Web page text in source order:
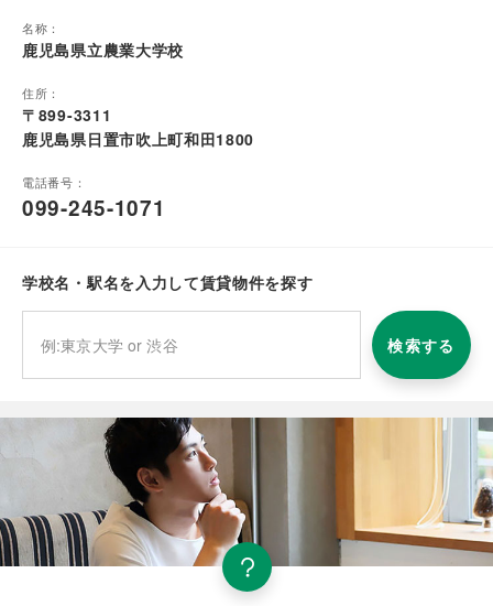
名称：
鹿児島県立農業大学校
住所：
〒899-3311
鹿児島県日置市吹上町和田1800
電話番号：
099-245-1071
学校名・駅名を入力して賃貸物件を探す
検索する